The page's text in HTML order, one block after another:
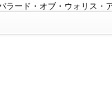
ード・オブ・ウォリス・